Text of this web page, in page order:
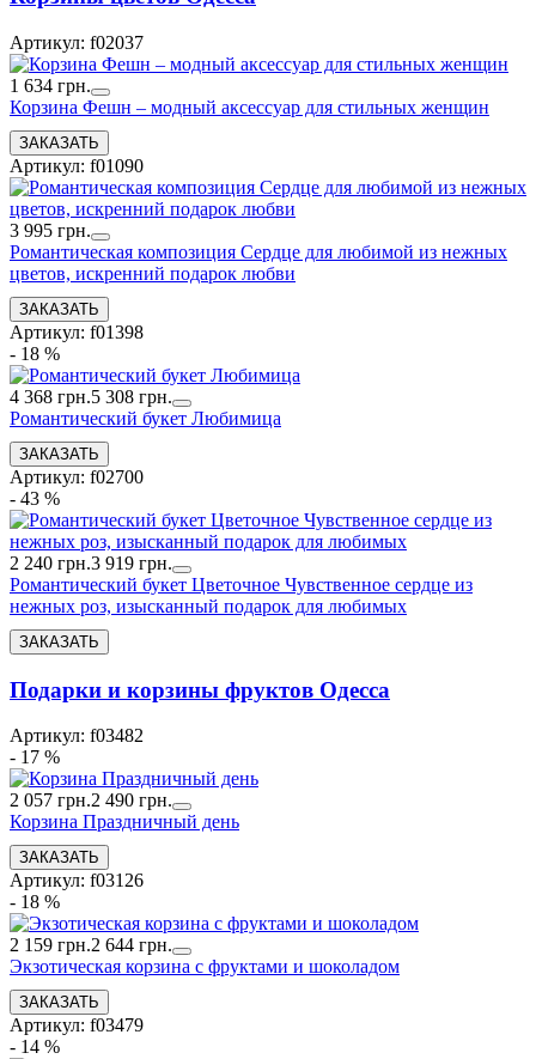
Артикул: f02037
1 634 грн.
Корзина Фешн – модный аксессуар для стильных женщин
Артикул: f01090
3 995 грн.
Романтическая композиция Сердце для любимой из нежных
цветов, искренний подарок любви
Артикул: f01398
- 18 %
4 368 грн.5 308 грн.
Романтический букет Любимица
Артикул: f02700
- 43 %
2 240 грн.3 919 грн.
Романтический букет Цветочное Чувственное сердце из
нежных роз, изысканный подарок для любимых
Подарки и корзины фруктов Одесса
Артикул: f03482
- 17 %
2 057 грн.2 490 грн.
Корзина Праздничный день
Артикул: f03126
- 18 %
2 159 грн.2 644 грн.
Экзотическая корзина с фруктами и шоколадом
Артикул: f03479
- 14 %